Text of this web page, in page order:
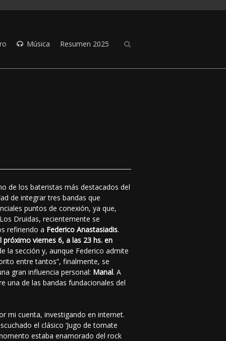
Música Resumen 2025
de los bateristas más destacados del
de integrar tres bandas que
puntos de conexión, ya que,
Druidas, recientemente se
refiriendo a Federico Anastasiadis.
próximo viernes 6, a las 23 hs. en
la sección y, aunque Federico admite
entre tantos”, finalmente, se
gran influencia personal: Manal. A
una de las bandas fundacionales del
mi cuenta, investigando en internet.
el clásico ‘Jugo de tomate
estaba enamorado del rock